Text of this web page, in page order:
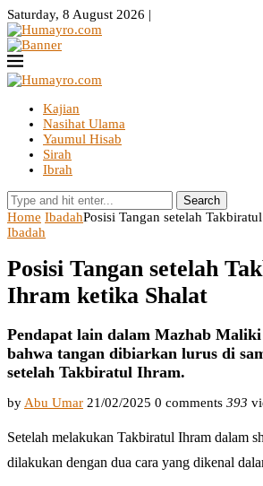
Saturday, 8 August 2026 |
Kajian
Nasihat Ulama
Yaumul Hisab
Sirah
Ibrah
Search
Home IbadahPosisi Tangan setelah
Ibadah
Posisi Tangan setelah
Ihram ketika Shalat
Pendapat lain dalam Mazhab
bahwa tangan dibiarkan lurus di
setelah Takbiratul Ihram.
by Abu Umar 21/02/2025 0 comments 393
Setelah melakukan Takbiratul Ihram dalam
dilakukan dengan dua cara yang dikenal